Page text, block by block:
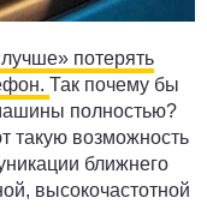
потерять
Так почему бы
полностью?
такую возможность
ближнего
высокочастотной